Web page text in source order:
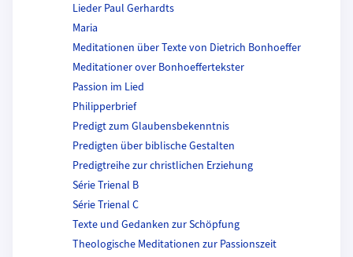
Lieder Paul Gerhardts
Maria
Meditationen über Texte von Dietrich Bonhoeffer
Meditationer over Bonhoeffertekster
Passion im Lied
Philipperbrief
Predigt zum Glaubensbekenntnis
Predigten über biblische Gestalten
Predigtreihe zur christlichen Erziehung
Série Trienal B
Série Trienal C
Texte und Gedanken zur Schöpfung
Theologische Meditationen zur Passionszeit